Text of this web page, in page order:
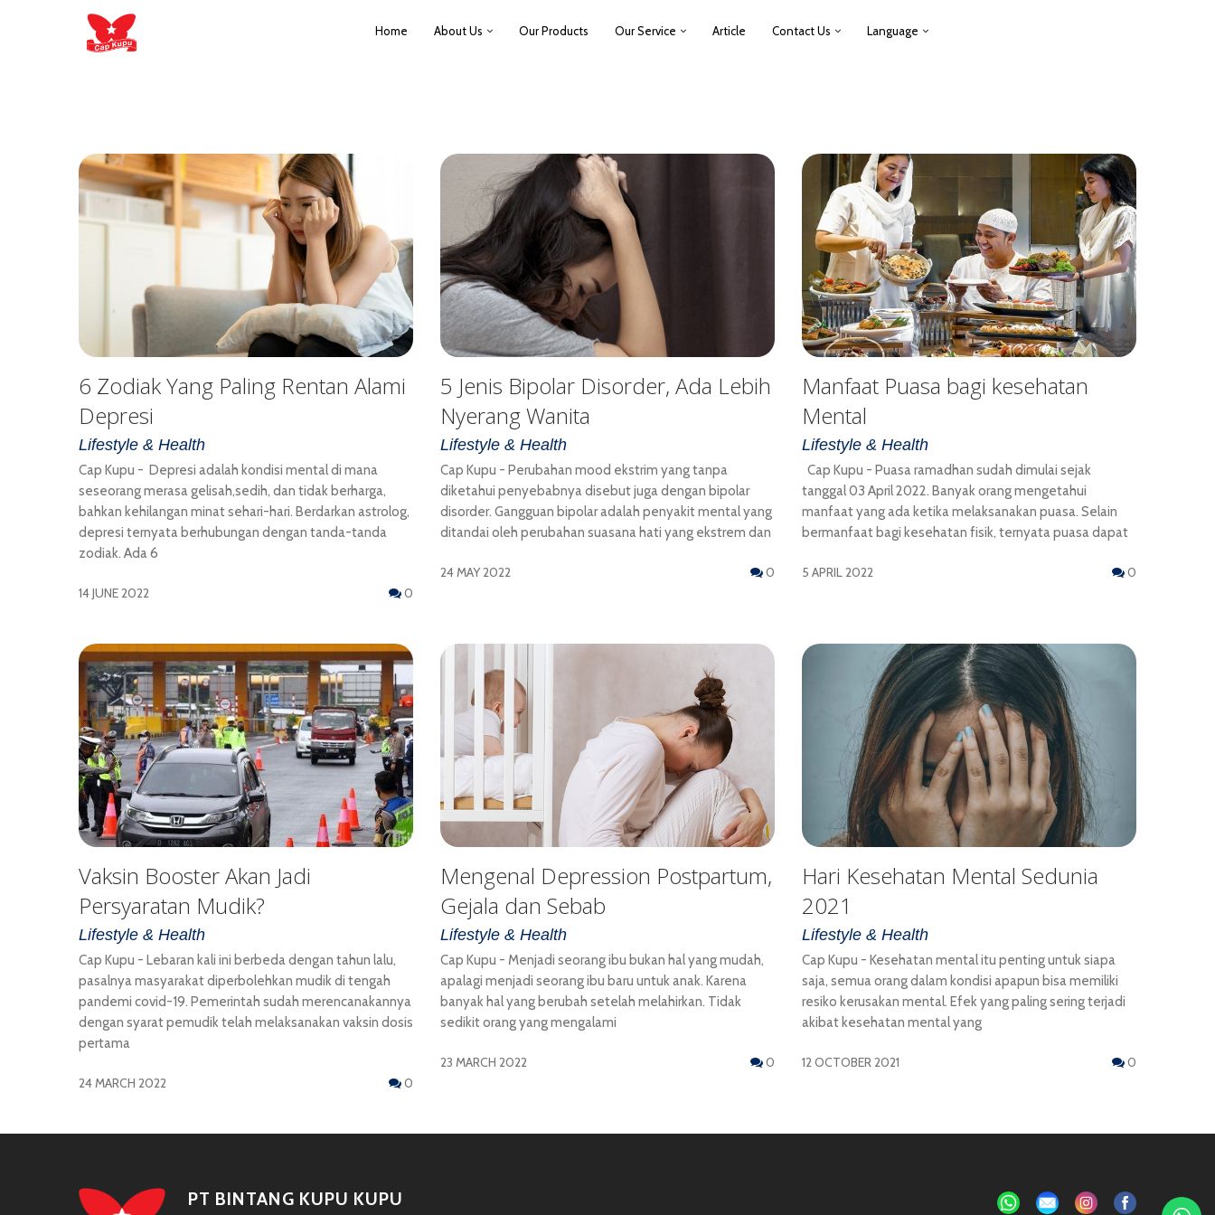
Home About Us Our Products Our Service Article Contact Us Language
6 Zodiak Yang Paling Rentan Alami
Depresi
Lifestyle & Health
Cap Kupu - Depresi adalah kondisi mental di mana
seseorang merasa gelisah,sedih, dan tidak berharga,
bahkan kehilangan minat sehari-hari. Berdarkan astrolog,
depresi ternyata berhubungan dengan tanda-tanda
zodiak. Ada 6
14 JUNE 2022 0
5 Jenis Bipolar Disorder, Ada Lebih
Nyerang Wanita
Lifestyle & Health
Cap Kupu - Perubahan mood ekstrim yang tanpa
diketahui penyebabnya disebut juga dengan bipolar
disorder. Gangguan bipolar adalah penyakit mental yang
ditandai oleh perubahan suasana hati yang ekstrem dan
24 MAY 2022 0
Manfaat Puasa bagi kesehatan
Mental
Lifestyle & Health
Cap Kupu - Puasa ramadhan sudah dimulai sejak
tanggal 03 April 2022. Banyak orang mengetahui
manfaat yang ada ketika melaksanakan puasa. Selain
bermanfaat bagi kesehatan fisik, ternyata puasa dapat
5 APRIL 2022 0
Vaksin Booster Akan Jadi
Persyaratan Mudik?
Lifestyle & Health
Cap Kupu - Lebaran kali ini berbeda dengan tahun lalu,
pasalnya masyarakat diperbolehkan mudik di tengah
pandemi covid-19. Pemerintah sudah merencanakannya
dengan syarat pemudik telah melaksanakan vaksin dosis
pertama
24 MARCH 2022 0
Mengenal Depression Postpartum,
Gejala dan Sebab
Lifestyle & Health
Cap Kupu - Menjadi seorang ibu bukan hal yang mudah,
apalagi menjadi seorang ibu baru untuk anak. Karena
banyak hal yang berubah setelah melahirkan. Tidak
sedikit orang yang mengalami
23 MARCH 2022 0
Hari Kesehatan Mental Sedunia
2021
Lifestyle & Health
Cap Kupu - Kesehatan mental itu penting untuk siapa
saja, semua orang dalam kondisi apapun bisa memiliki
resiko kerusakan mental. Efek yang paling sering terjadi
akibat kesehatan mental yang
12 OCTOBER 2021 0
PT BINTANG KUPU KUPU